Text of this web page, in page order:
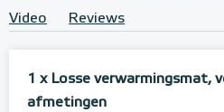
Video Reviews
1 x Losse verwarmingsmat,
afmetingen